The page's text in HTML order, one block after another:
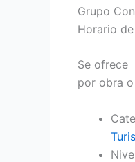
Grupo
Horario
Se ofrece
por obra